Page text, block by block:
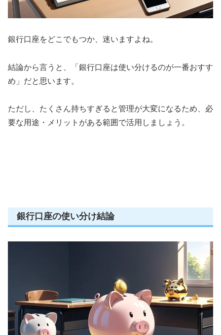
銀行口座をどこでもつか、迷いますよね。
結論から言うと、「銀行口座は使い分けるのが一番おすす
め」だと思います。
ただし、たくさん持ちすぎると管理が大変になるため、必
要な用途・メリットがある範囲で活用しましょう。
銀行口座の使い分け結論